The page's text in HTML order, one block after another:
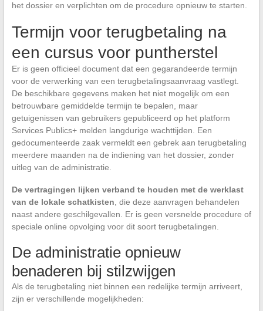
het dossier en verplichten om de procedure opnieuw te starten.
Termijn voor terugbetaling na
een cursus voor puntherstel
Er is geen officieel document dat een gegarandeerde termijn
voor de verwerking van een terugbetalingsaanvraag vastlegt.
De beschikbare gegevens maken het niet mogelijk om een
betrouwbare gemiddelde termijn te bepalen, maar
getuigenissen van gebruikers gepubliceerd op het platform
Services Publics+ melden langdurige wachttijden. Een
gedocumenteerde zaak vermeldt een gebrek aan terugbetaling
meerdere maanden na de indiening van het dossier, zonder
uitleg van de administratie.
De vertragingen lijken verband te houden met de werklast
van de lokale schatkisten , die deze aanvragen behandelen
naast andere geschilgevallen. Er is geen versnelde procedure of
speciale online opvolging voor dit soort terugbetalingen.
De administratie opnieuw
benaderen bij stilzwijgen
Als de terugbetaling niet binnen een redelijke termijn arriveert,
zijn er verschillende mogelijkheden: